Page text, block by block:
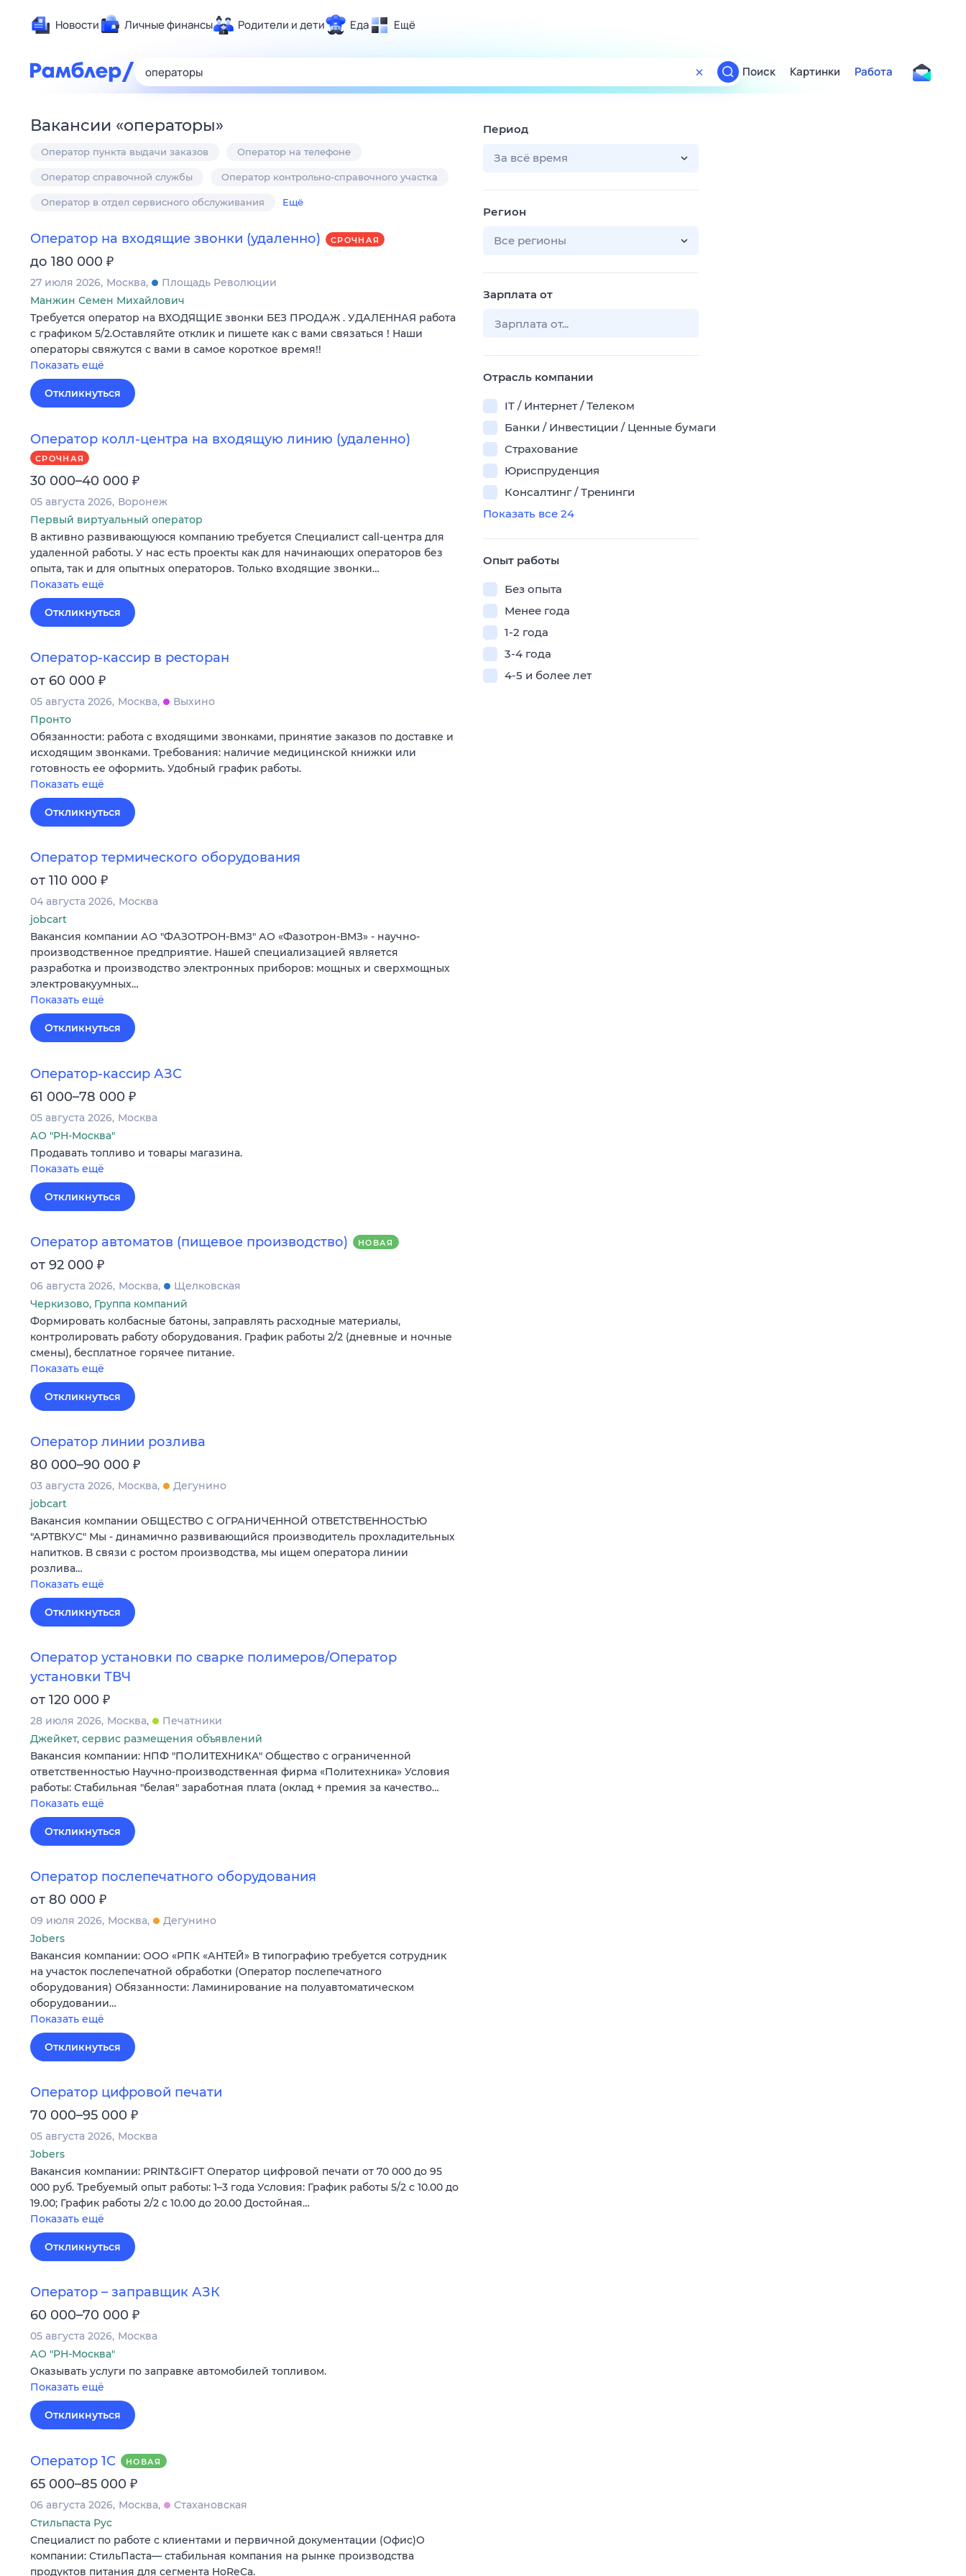
Новости Личные финансы Родители и дети Еда Ещё
Развлечения и отдых
Карьера
Авто
Технологии и тренды
Сберегаем вместе
Поиск
ТВ-программа
Поиск Картинки Работа
Вакансии «операторы»
Оператор пункта выдачи заказов Оператор на телефоне
Оператор справочной службы Оператор контрольно-справочного участка
Оператор в отдел сервисного обслуживания Ещё
Оператор на входящие звонки (удаленно) СРОЧНАЯ
до 180 000 ₽
27 июля 2026 Москва
Площадь Революции
Манжин Семен Михайлович
Требуется оператор на ВХОДЯЩИЕ звонки БЕЗ ПРОДАЖ . УДАЛЕННАЯ работа
с графиком 5/2.Оставляйте отклик и пишете как с вами связаться ! Наши
операторы свяжутся с вами в самое короткое время!!
Показать ещё
Откликнуться
Оператор колл-центра на входящую линию (удаленно)
СРОЧНАЯ
30 000–40 000 ₽
05 августа 2026 Воронеж
Первый виртуальный оператор
В активно развивающуюся компанию требуется Специалист call-центра для
удаленной работы. У нас есть проекты как для начинающих операторов без
опыта, так и для опытных операторов. Только входящие звонки…
Показать ещё
Откликнуться
Оператор-кассир в ресторан
от 60 000 ₽
05 августа 2026 Москва
Выхино
Пронто
Обязанности: работа с входящими звонками, принятие заказов по доставке и
исходящим звонками. Требования: наличие медицинской книжки или
готовность ее оформить. Удобный график работы.
Показать ещё
Откликнуться
Оператор термического оборудования
от 110 000 ₽
04 августа 2026 Москва
jobcart
Вакансия компании АО "ФАЗОТРОН-ВМЗ" АО «Фазотрон-ВМЗ» - научно-
производственное предприятие. Нашей специализацией является
разработка и производство электронных приборов: мощных и сверхмощных
электровакуумных…
Показать ещё
Откликнуться
Оператор-кассир АЗС
61 000–78 000 ₽
05 августа 2026 Москва
АО "РН-Москва"
Продавать топливо и товары магазина.
Показать ещё
Откликнуться
Оператор автоматов (пищевое производство) НОВАЯ
от 92 000 ₽
06 августа 2026 Москва
Щелковская
Черкизово, Группа компаний
Формировать колбасные батоны, заправлять расходные материалы,
контролировать работу оборудования. График работы 2/2 (дневные и ночные
смены), бесплатное горячее питание.
Показать ещё
Откликнуться
Оператор линии розлива
80 000–90 000 ₽
03 августа 2026 Москва
Дегунино
jobcart
Вакансия компании ОБЩЕСТВО С ОГРАНИЧЕННОЙ ОТВЕТСТВЕННОСТЬЮ
"АРТВКУС" Мы - динамично развивающийся производитель прохладительных
напитков. В связи с ростом производства, мы ищем оператора линии
розлива…
Показать ещё
Откликнуться
Оператор установки по сварке полимеров/Оператор
установки ТВЧ
от 120 000 ₽
28 июля 2026 Москва
Печатники
Джейкет, сервис размещения объявлений
Вакансия компании: НПФ "ПОЛИТЕХНИКА" Общество с ограниченной
ответственностью Научно-производственная фирма «Политехника» Условия
работы: Стабильная "белая" заработная плата (оклад + премия за качество…
Показать ещё
Откликнуться
Оператор послепечатного оборудования
от 80 000 ₽
09 июля 2026 Москва
Дегунино
Jobers
Вакансия компании: ООО «РПК «АНТЕЙ» В типографию требуется сотрудник
на участок послепечатной обработки (Оператор послепечатного
оборудования) Обязанности: Ламинирование на полуавтоматическом
оборудовании…
Показать ещё
Откликнуться
Оператор цифровой печати
70 000–95 000 ₽
05 августа 2026 Москва
Jobers
Вакансия компании: PRINT&GIFT Оператор цифровой печати от 70 000 до 95
000 руб. Требуемый опыт работы: 1–3 года Условия: График работы 5/2 с 10.00 до
19.00; График работы 2/2 c 10.00 до 20.00 Достойная…
Показать ещё
Откликнуться
Оператор – заправщик АЗК
60 000–70 000 ₽
05 августа 2026 Москва
АО "РН-Москва"
Оказывать услуги по заправке автомобилей топливом.
Показать ещё
Откликнуться
Оператор 1С НОВАЯ
65 000–85 000 ₽
06 августа 2026 Москва
Стахановская
Стильпаста Рус
Специалист по работе с клиентами и первичной документации (Офис)О
компании: СтильПаста— стабильная компания на рынке производства
продуктов питания для сегмента HoReCa.
Период
За всё время
Регион
Все регионы
Зарплата от
Отрасль компании
IT / Интернет / Телеком
Банки / Инвестиции / Ценные бумаги
Страхование
Юриспруденция
Консалтинг / Тренинги
Показать все 24
Опыт работы
Без опыта
Менее года
1-2 года
3-4 года
4-5 и более лет